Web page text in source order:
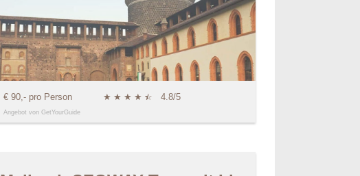
€ 90,- pro Person ★ ★ ★ ★ ★
☆ 4.8/5
Angebot von GetYourGuide